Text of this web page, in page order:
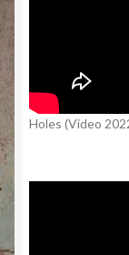
Holes (Video